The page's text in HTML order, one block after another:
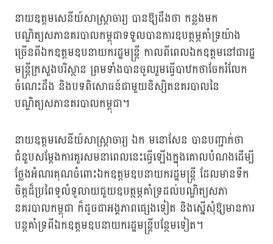
នាយឧត្តមសេនីយ៍សាស្ត្រាចារ្យ បានឱ្យដឹងថា កន្លងមក
បណ្ឌិត្យសភានគរបាលកម្ពុជាទទួលបានការឧបត្ថម្ភគាំទ្រយ៉ាង
ច្រើនពីឯកឧត្តមឧបនាយករដ្ឋមន្ត្រី កាលពីពេលឯកឧត្តមនៅជារដ្ឋ
មន្ត្រីក្រសួងបរិស្ថាន ព្រមទាំងបានចូលរួមធ្វើបាឋកថាចែករំលែក
ចំណេះដឹង និងបទពិសោធន៍ជាមួយនិស្សិតនគរបាលនៃ
បណ្ឌិត្យសភានគរបាលកម្ពុជា។
នាយឧត្តមសេនីយ៍សាស្រ្តាចារ្យ ឯក មនោសែន បានបញ្ជាក់ថា
ជំនួបសម្ដែងការគួរសមនាពេលនេះធ្វើឡើងក្នុងគោលបំណងដើម្បី
ថ្លែងអំណរគុណចំពោះឯកឧត្តមឧបនាយករដ្ឋមន្ត្រី ដែលមានទឹក
ចិត្តដ៏ប្រពៃទូលំទូលាយជួយឧបត្ថម្ភគាំទ្រដល់បណ្ឌិត្យសភា
នគរបាលកម្ពុជា ក៏ដូចជាអង្គភាពផ្សេងទៀត និងស្នើសុំឱ្យមានការ
បន្តគាំទ្រពីឯកឧត្តមឧបនាយករដ្ឋមន្ត្រីបន្ថែមទៀត។